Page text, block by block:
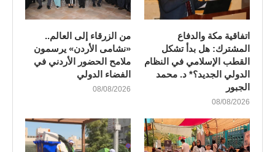
اتفاقية مكة والدفاع
المشترك: هل بدأ تشكل
القطب الإسلامي في النظام
الدولي الجديد؟* د. محمد
الجبور
08/08/2026
من الزرقاء إلى العالم..
«نشامى الأردن» يرسمون
ملامح الحضور الأردني في
الفضاء الدولي
08/08/2026